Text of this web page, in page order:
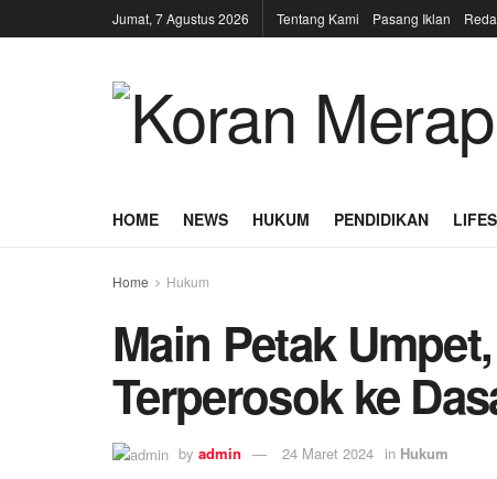
Jumat, 7 Agustus 2026 Tentang Kami Pasang Iklan
HOME NEWS HUKUM PENDIDIKAN
Home Hukum
Main Petak
Terperosok ke
by admin 24 Maret 2024 in Hukum